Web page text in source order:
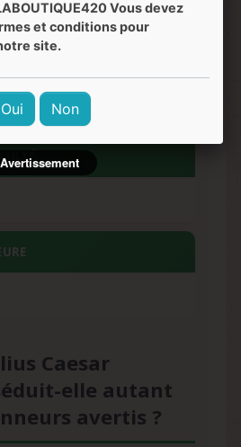
Caesar
elle autant
avertis ?
Vous devez
et conditions pour
site.
Oui Non
Avertissement